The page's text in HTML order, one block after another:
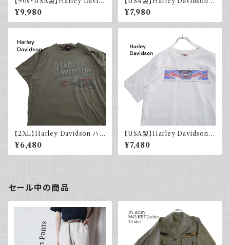
son ハーレーダビッドソン ポケ
ット付き Tシャツ 古着 フェード
シングルステッチ ベージュ ヴィ
¥9,980
ハーレーダビッドソン プリントT
シャツ 古着 フェードグレー 00s
イーグル 大きめ
¥7,980
【2XL】Harley Davidson ハ
ーレーダビッドソン プリントTシ
ャツ 古着 カーキグリーン
¥6,480
【USA製】Harley Davidson
ハーレーダビッドソン プリントT
シャツ 古着 ホワイト 白 2002
年 100周年
¥7,480
セール中の商品